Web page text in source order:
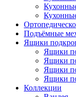
Подъёмные
Ящики
Ящики
Ящики
Ящики
Ящики
Коллекции